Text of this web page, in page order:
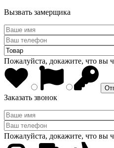
Вызвать замерщика
Пожалуйста, докажите, что вы
Заказать звонок
Пожалуйста, докажите, что вы